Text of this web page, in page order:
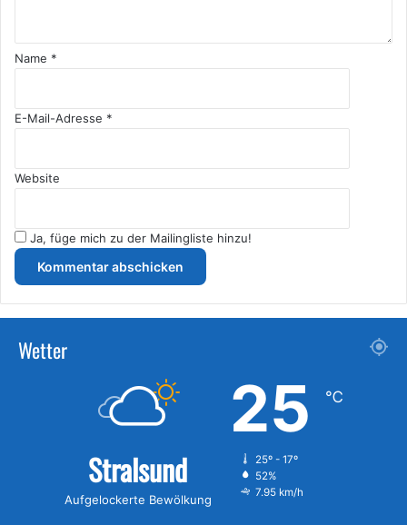
Name *
E-Mail-Adresse *
Website
Ja, füge mich zu der Mailingliste hinzu!
Wetter
Stralsund
Aufgelockerte Bewölkung
25 ℃
25º - 17º
52%
7.95 km/h